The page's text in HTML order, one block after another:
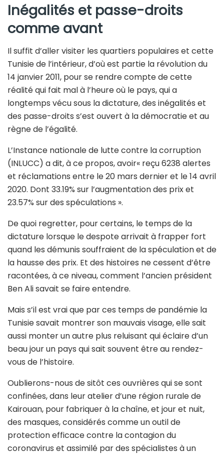
Inégalités et passe-droits
comme avant
Il suffit d’aller visiter les quartiers populaires et cette
Tunisie de l’intérieur, d’où est partie la révolution du
14 janvier 2011, pour se rendre compte de cette
réalité qui fait mal à l’heure où le pays, qui a
longtemps vécu sous la dictature, des inégalités et
des passe-droits s’est ouvert à la démocratie et au
règne de l’égalité.
L’Instance nationale de lutte contre la corruption
(INLUCC) a dit, à ce propos, avoir« reçu 6238 alertes
et réclamations entre le 20 mars dernier et le 14 avril
2020. Dont 33.19% sur l’augmentation des prix et
23.57% sur des spéculations ».
De quoi regretter, pour certains, le temps de la
dictature lorsque le despote arrivait à frapper fort
quand les démunis souffraient de la spéculation et de
la hausse des prix. Et des histoires ne cessent d’être
racontées, à ce niveau, comment l’ancien président
Ben Ali savait se faire entendre.
Mais s’il est vrai que par ces temps de pandémie la
Tunisie savait montrer son mauvais visage, elle sait
aussi monter un autre plus reluisant qui éclaire d’un
beau jour un pays qui sait souvent être au rendez-
vous de l’histoire.
Oublierons-nous de sitôt ces ouvrières qui se sont
confinées, dans leur atelier d’une région rurale de
Kairouan, pour fabriquer à la chaîne, et jour et nuit,
des masques, considérés comme un outil de
protection efficace contre la contagion du
coronavirus et assimilé par des spécialistes à un